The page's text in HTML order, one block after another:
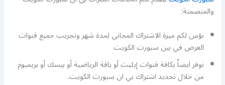
والمتضمنة:
نؤمن لكم ميزة الاشتراك المجاني لمدة شهر وتجريب جميع قنوات
العرض في بين سبورت الكويت
نوفر ايضاُ بكافة قنوات إيليت أو باقة الرياضية أو بيسك أو بريميوم
من خلال تجديد اشتراك بي ان سبورت الكويت.